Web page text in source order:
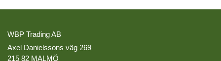
WBP Trading AB
Axel Danielssons väg 269
215 82 MALMÖ